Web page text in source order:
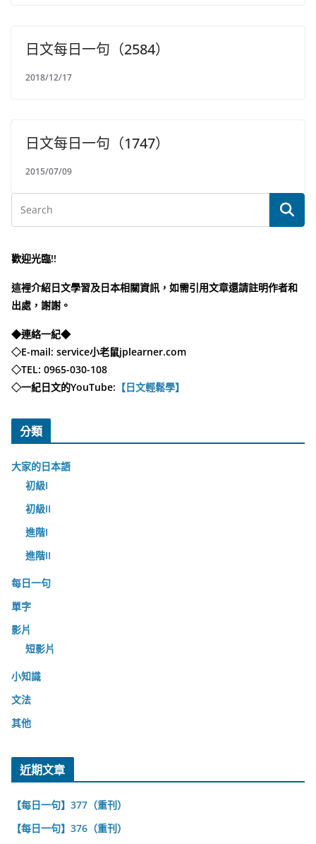
日文每日一句（2584）
2018/12/17
日文每日一句（1747）
2015/07/09
歡迎光臨!!
這裡介紹日文學習及日本相關資訊，如需引用文章還請註明作者和
出處，謝謝。
◆連絡一紀◆
◇E-mail: service小老鼠jplearner.com
◇TEL: 0965-030-108
◇一紀日文的YouTube: 【日文輕鬆學】
分類
大家的日本語
初級I
初級II
進階I
進階II
每日一句
單字
影片
短影片
小知識
文法
其他
近期文章
【每日一句】377（重刊）
【每日一句】376（重刊）